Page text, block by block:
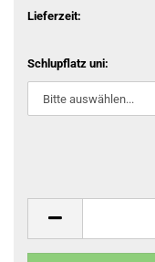
Lieferzeit:
Schlupflatz uni: